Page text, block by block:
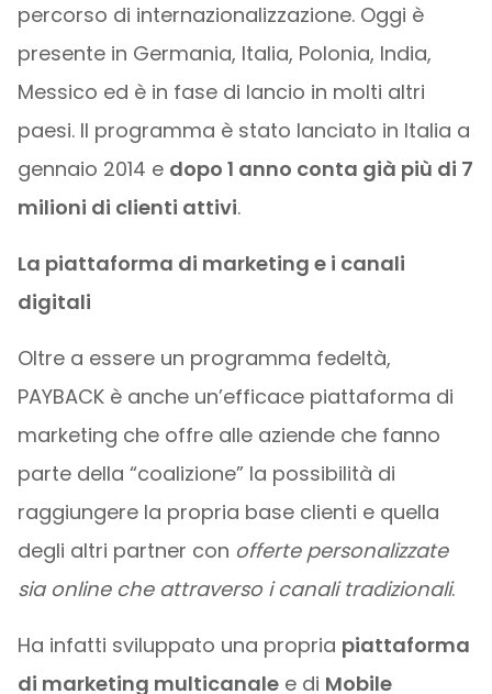
percorso di internazionalizzazione. Oggi è
presente in Germania, Italia, Polonia, India,
Messico ed è in fase di lancio in molti altri
paesi. Il programma è stato lanciato in Italia a
gennaio 2014 e dopo 1 anno conta già più di 7
milioni di clienti attivi.
La piattaforma di marketing e i canali
digitali
Oltre a essere un programma fedeltà,
PAYBACK è anche un’efficace piattaforma di
marketing che offre alle aziende che fanno
parte della “coalizione” la possibilità di
raggiungere la propria base clienti e quella
degli altri partner con offerte personalizzate
sia online che attraverso i canali tradizionali.
Ha infatti sviluppato una propria piattaforma
di marketing multicanalee di Mobile